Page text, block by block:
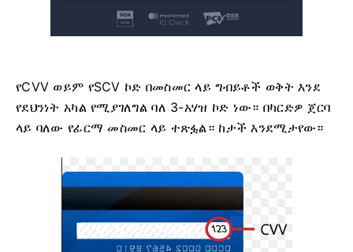
የCVV ወይም የSCV ​​ኮድ በመስመር ላይ ግብይቶች ወቅት እንደ
የደህንነት አካል የሚያገለግል ባለ 3-አሃዝ ኮድ ነው። በካርድዎ ጀርባ
ላይ ባለው የፊርማ መስመር ላይ ተጽፏል። ከታች እንደሚታየው።